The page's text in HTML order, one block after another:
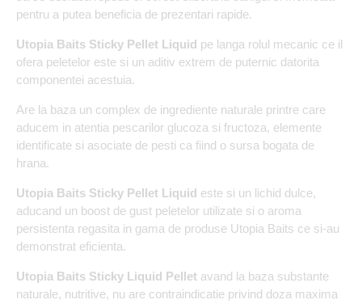
pentru a putea beneficia de prezentari rapide.
Utopia Baits Sticky Pellet Liquid pe langa rolul mecanic ce il
ofera peletelor este si un aditiv extrem de puternic datorita
componentei acestuia.
Are la baza un complex de ingrediente naturale printre care
aducem in atentia pescarilor glucoza si fructoza, elemente
identificate si asociate de pesti ca fiind o sursa bogata de
hrana.
Utopia Baits Sticky Pellet Liquid este si un lichid dulce,
aducand un boost de gust peletelor utilizate si o aroma
persistenta regasita in gama de produse Utopia Baits ce si-au
demonstrat eficienta.
Utopia Baits Sticky Liquid Pellet avand la baza substante
naturale, nutritive, nu are contraindicatie privind doza maxima